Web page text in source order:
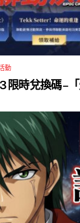
動
限時兌換碼 –